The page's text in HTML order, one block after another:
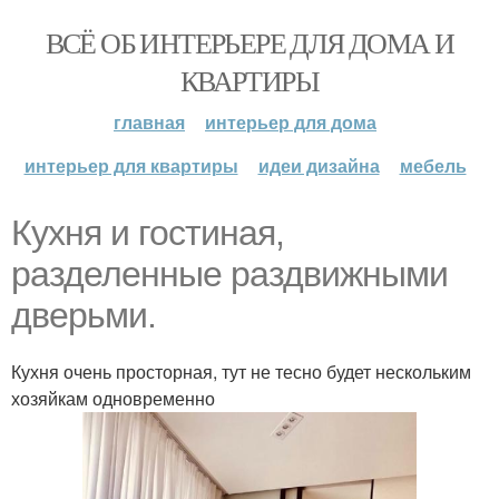
ВСЁ ОБ ИНТЕРЬЕРЕ ДЛЯ ДОМА И
КВАРТИРЫ
главная
интерьер для дома
интерьер для квартиры
идеи дизайна мебель
Кухня и гостиная,
разделенные раздвижными
дверьми.
Кухня очень просторная, тут не тесно будет нескольким
хозяйкам одновременно